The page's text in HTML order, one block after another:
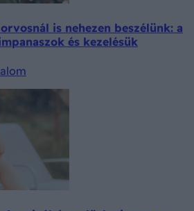
is nehezen beszélünk: a
és kezelésük